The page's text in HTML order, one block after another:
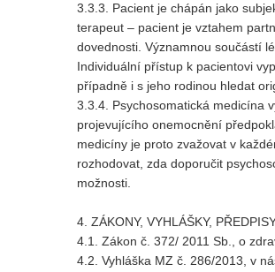
3.3.3. Pacient je chápán jako
terapeut – pacient je vztahem
dovednosti. Významnou součástí
Individuální přístup k pacientovi
případně i s jeho rodinou hledat
3.3.4. Psychosomatická medicína
projevujícího onemocnění
medicíny je proto zvažovat v
rozhodovat, zda doporučit
možnosti.
4. ZÁKONY, VYHLÁŠKY,
4.1. Zákon č. 372/ 2011 Sb., o
4.2. Vyhláška MZ č. 286/2013, v